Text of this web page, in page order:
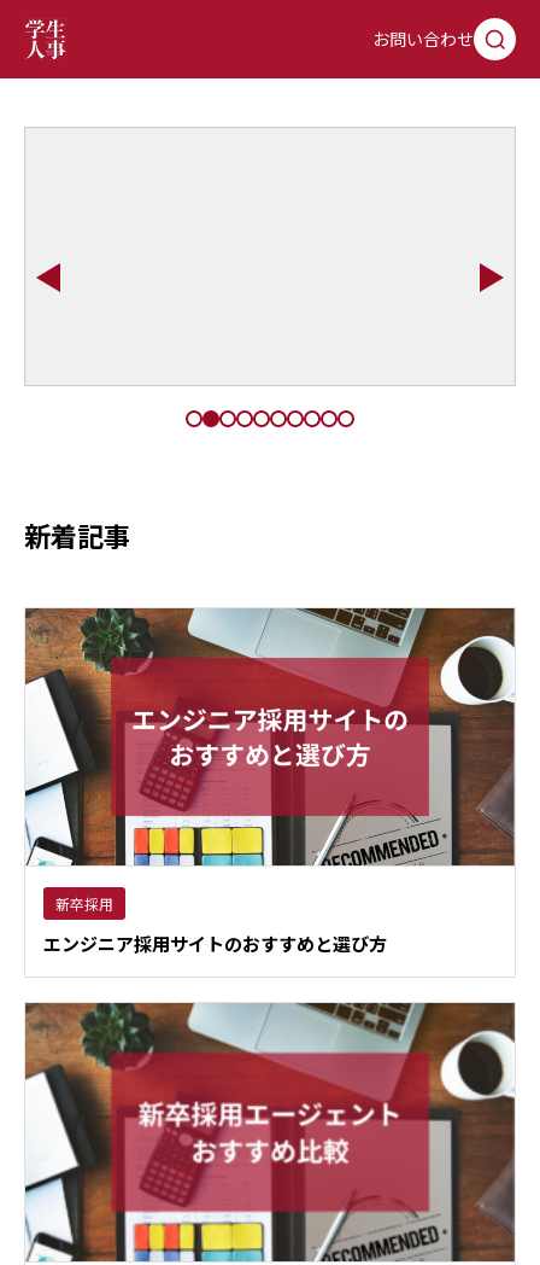
お問い合わせ
新着記事
新卒採用
エンジニア採用サイトのおすすめと選び方